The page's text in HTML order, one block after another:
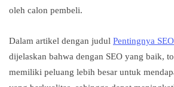
oleh calon pembeli.
Dalam artikel dengan judul Pentingnya
dijelaskan bahwa dengan SEO yang baik,
memiliki peluang lebih besar untuk